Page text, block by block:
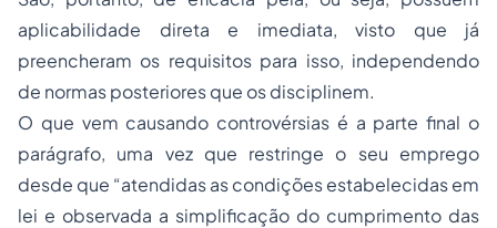
aplicabilidade direta e imediata, visto que já
preencheram os requisitos para isso, independendo
de normas posteriores que os disciplinem.
O que vem causando controvérsias é a parte final o
parágrafo, uma vez que restringe o seu emprego
desde que “atendidas as condições estabelecidas em
lei e observada a simplificação do cumprimento das